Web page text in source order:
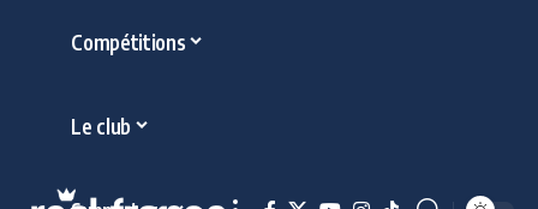
Compétitions
Le club